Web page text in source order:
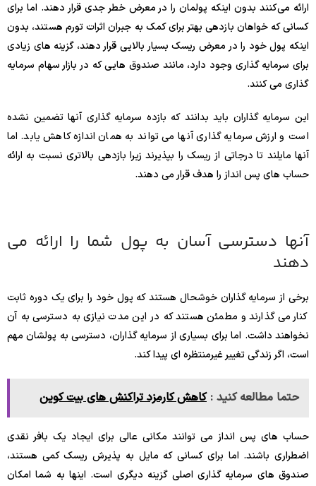
ارائه می‌کنند بدون اینکه پولمان را در معرض خطر جدی قرار دهند. اما برای
کسانی که خواهان بازدهی بهتر برای کمک به جبران اثرات تورم هستند، بدون
اینکه پول خود را در معرض ریسک بسیار بالایی قرار دهند، گزینه های زیادی
برای سرمایه گذاری وجود دارد، مانند صندوق هایی که در بازار سهام سرمایه
گذاری می کنند.
این سرمایه گذاران باید بدانند که بازده سرمایه گذاری آنها تضمین نشده
است و ارزش سرمایه گذاری آنها می تواند به همان اندازه کاهش یابد. اما
آنها مایلند تا درجاتی از ریسک را بپذیرند زیرا بازدهی بالاتری نسبت به ارائه
حساب های پس انداز را هدف قرار می دهند.
آنها دسترسی آسان به پول شما را ارائه می
دهند
برخی از سرمایه گذاران خوشحال هستند که پول خود را برای یک دوره ثابت
کنار می گذارند و مطمئن هستند که در این مدت نیازی به دسترسی به آن
نخواهند داشت. اما برای بسیاری از سرمایه گذاران، دسترسی به پولشان مهم
است، اگر زندگی تغییر غیرمنتظره ای پیدا کند.
حتما مطالعه کنید : کاهش کارمزد تراکنش های بیت کوین
حساب های پس انداز می توانند مکانی عالی برای ایجاد یک بافر نقدی
اضطراری باشند. اما برای کسانی که مایل به پذیرش ریسک کمی هستند،
صندوق های سرمایه گذاری اصلی گزینه دیگری است. اینها به شما امکان